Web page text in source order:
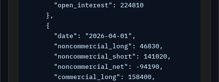
      "open_interest": 224810
    },
    {
      "date": "2026-04-01",
      "noncommercial_long": 46830,
      "noncommercial_short": 141020,
      "noncommercial_net": -94190,
      "commercial_long": 158400,